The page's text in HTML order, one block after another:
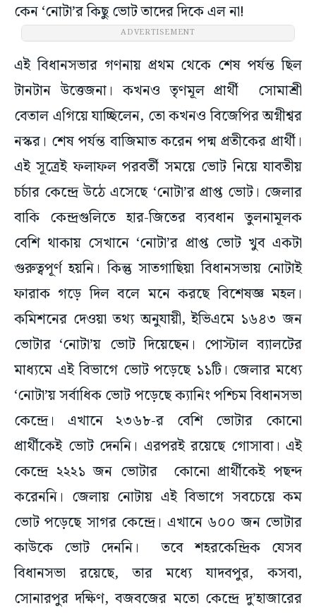
কেন ‘নোটা’র কিছু ভোট তাদের দিকে এল না!
ADVERTISEMENT
এই বিধানসভার গণনায় প্রথম থেকে শেষ পর্যন্ত ছিল
টানটান উত্তেজনা। কখনও তৃণমূল প্রার্থী সোমাশ্রী
বেতাল এগিয়ে যাচ্ছিলেন, তো কখনও বিজেপির অগ্নীশ্বর
নস্কর। শেষ পর্যন্ত বাজিমাত করেন পদ্ম প্রতীকের প্রার্থী।
এই সূত্রেই ফলাফল পরবর্তী সময়ে ভোট নিয়ে যাবতীয়
চর্চার কেন্দ্রে উঠে এসেছে ‘নোটা’র প্রাপ্ত ভোট। জেলার
বাকি কেন্দ্রগুলিতে হার-জিতের ব্যবধান তুলনামূলক
বেশি থাকায় সেখানে ‘নোটা’র প্রাপ্ত ভোট খুব একটা
গুরুত্বপূর্ণ হয়নি। কিন্তু সাতগাছিয়া বিধানসভায় নোটাই
ফারাক গড়ে দিল বলে মনে করছে বিশেষজ্ঞ মহল।
কমিশনের দেওয়া তথ্য অনুযায়ী, ইভিএমে ১৬৪৩ জন
ভোটার ‘নোটা’য় ভোট দিয়েছেন। পোস্টাল ব্যালটের
মাধ্যমে এই বিভাগে ভোট পড়েছে ১১টি। জেলার মধ্যে
‘নোটা’য় সর্বাধিক ভোট পড়েছে ক্যানিং পশ্চিম বিধানসভা
কেন্দ্রে। এখানে ২৩৬৮-র বেশি ভোটার কোনো
প্রার্থীকেই ভোট দেননি। এরপরই রয়েছে গোসাবা। এই
কেন্দ্রে ২২২১ জন ভোটার কোনো প্রার্থীকেই পছন্দ
করেননি। জেলায় নোটায় এই বিভাগে সবচেয়ে কম
ভোট পড়েছে সাগর কেন্দ্রে। এখানে ৬০০ জন ভোটার
কাউকে ভোট দেননি। তবে শহরকেন্দ্রিক যেসব
বিধানসভা রয়েছে, তার মধ্যে যাদবপুর, কসবা,
সোনারপুর দক্ষিণ, বজবজের মতো কেন্দ্রে দু’হাজারের